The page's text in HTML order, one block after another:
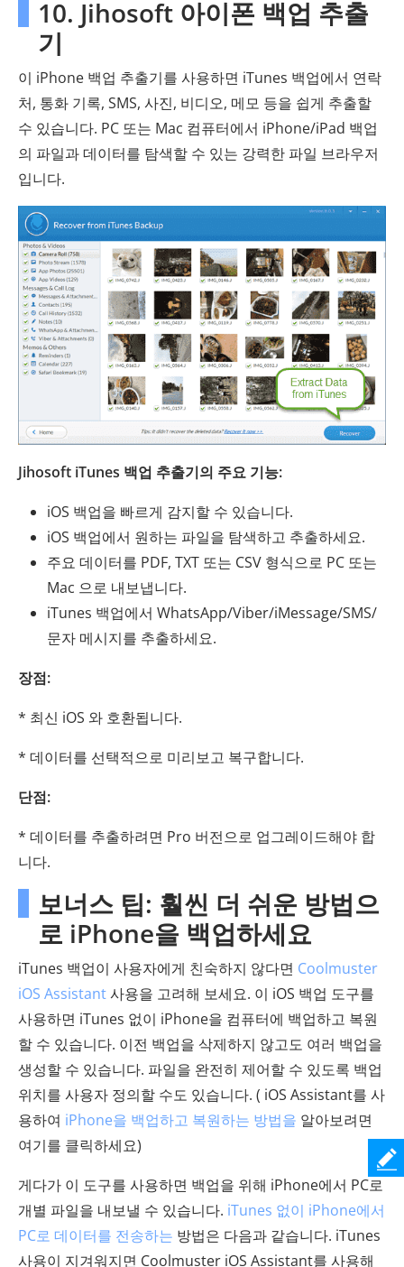
10. Jihosoft 아이폰 백업 추출
기
이 iPhone 백업 추출기를 사용하면 iTunes 백업에서 연락
처, 통화 기록, SMS, 사진, 비디오, 메모 등을 쉽게 추출할
수 있습니다. PC 또는 Mac 컴퓨터에서 iPhone/iPad 백업
의 파일과 데이터를 탐색할 수 있는 강력한 파일 브라우저
입니다.
Jihosoft iTunes 백업 추출기의 주요 기능:
iOS 백업을 빠르게 감지할 수 있습니다.
iOS 백업에서 원하는 파일을 탐색하고 추출하세요.
주요 데이터를 PDF, TXT 또는 CSV 형식으로 PC 또는
Mac 으로 내보냅니다.
iTunes 백업에서 WhatsApp/Viber/iMessage/SMS/
문자 메시지를 추출하세요.
장점:
* 최신 iOS 와 호환됩니다.
* 데이터를 선택적으로 미리보고 복구합니다.
단점:
* 데이터를 추출하려면 Pro 버전으로 업그레이드해야 합
니다.
보너스 팁: 훨씬 더 쉬운 방법으
로 iPhone을 백업하세요
iTunes 백업이 사용자에게 친숙하지 않다면 Coolmuster
iOS Assistant사용을 고려해 보세요. 이 iOS 백업 도구를
사용하면 iTunes 없이 iPhone을 컴퓨터에 백업하고 복원
할 수 있습니다. 이전 백업을 삭제하지 않고도 여러 백업을
생성할 수 있습니다. 파일을 완전히 제어할 수 있도록 백업
위치를 사용자 정의할 수도 있습니다. ( iOS Assistant를 사
용하여 iPhone을 백업하고 복원하는 방법을 알아보려면
여기를 클릭하세요)
게다가 이 도구를 사용하면 백업을 위해 iPhone에서 PC로
개별 파일을 내보낼 수 있습니다. iTunes 없이 iPhone에서
PC로 데이터를 전송하는 방법은 다음과 같습니다. iTunes
사용이 지겨워지면 Coolmuster iOS Assistant를 사용해